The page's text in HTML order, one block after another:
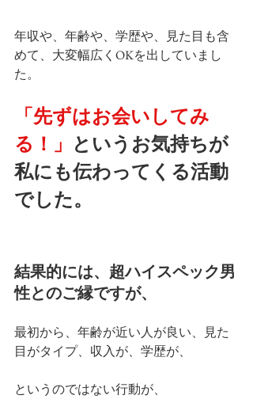
年収や、年齢や、学歴や、見た目も含
めて、大変幅広くOKを出していまし
た。
「先ずはお会いしてみ
る！」 というお気持ちが
私にも伝わってくる活動
でした。
結果的には、超ハイスペック男
性とのご縁ですが、
最初から、年齢が近い人が良い、見た
目がタイプ、収入が、学歴が、
というのではない行動が、